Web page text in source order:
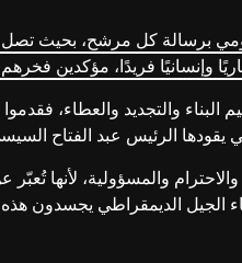
كل مرشح، بحيث تصل
وإنسانيًا فريدًا، مؤكدين
والتجديد والعطاء،
يقودها الرئيس عبد الفتاح
والمسؤولية، لأنها
الجيل الديمقراطي يجسدون